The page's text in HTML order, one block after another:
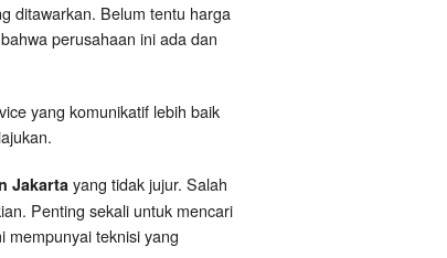
ditawarkan. Belum tentu harga
perusahaan ini ada dan
yang komunikatif lebih baik
Jakarta yang tidak jujur. Salah
Penting sekali untuk mencari
mempunyai teknisi yang